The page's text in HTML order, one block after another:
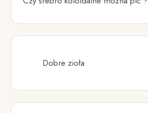
Dobre zioła